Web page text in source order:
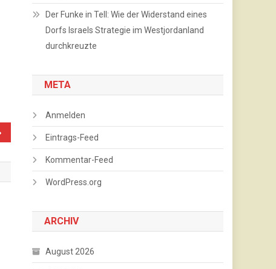
Der Funke in Tell: Wie der Widerstand eines
Dorfs Israels Strategie im Westjordanland
durchkreuzte
META
Anmelden
Eintrags-Feed
Kommentar-Feed
WordPress.org
ARCHIV
August 2026